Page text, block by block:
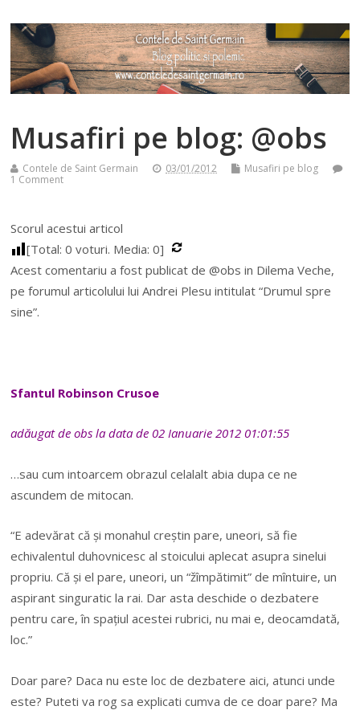
Musafiri pe blog: @obs
Contele de Saint Germain 03/01/2012
Musafiri pe blog
1 Comment
Scorul acestui articol
[Total:0 voturi. Media:0]
Acest comentariu a fost publicat de @obs in Dilema Veche,
pe forumul articolului lui Andrei Plesu intitulat “Drumul spre
sine”.
Sfantul Robinson Crusoe
adăugat de obs la data de 02 Ianuarie 2012 01:01:55
…sau cum intoarcem obrazul celalalt abia dupa ce ne
ascundem de mitocan.
“E adevărat că și monahul creștin pare, uneori, să fie
echivalentul duhovnicesc al stoicului aplecat asupra sinelui
propriu. Că și el pare, uneori, un “žîmpătimit” de mîntuire, un
aspirant singuratic la rai. Dar asta deschide o dezbatere
pentru care, în spațiul acestei rubrici, nu mai e, deocamdată,
loc.”
Doar pare? Daca nu este loc de dezbatere aici, atunci unde
este? Puteti va rog sa explicati cumva de ce doar pare? Ma